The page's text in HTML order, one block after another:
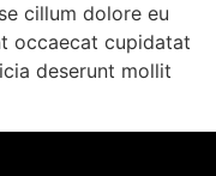
cillum dolore eu
occaecat cupidatat
deserunt mollit